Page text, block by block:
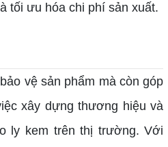
tối ưu hóa chi phí sản xuất.
vệ sản phẩm mà còn góp
xây dựng thương hiệu và
ly kem trên thị trường. Với